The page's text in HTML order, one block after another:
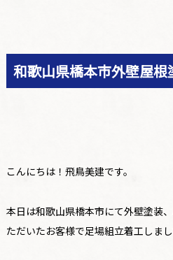
和歌山県橋本市外壁屋根
こんにちは！飛鳥美建です。
本日は和歌山県橋本市にて外壁塗装
ただいたお客様で足場組立着工しまし